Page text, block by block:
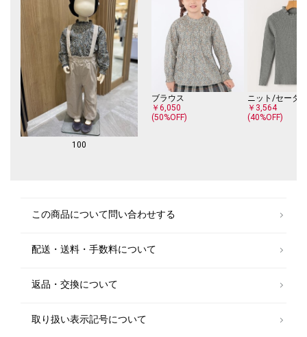
100
ブラウス
￥6,050
(50%OFF)
ニット/セータ
￥3,564
(40%OFF)
この商品について問い合わせする
配送・送料・手数料について
返品・交換について
取り扱い表示記号について